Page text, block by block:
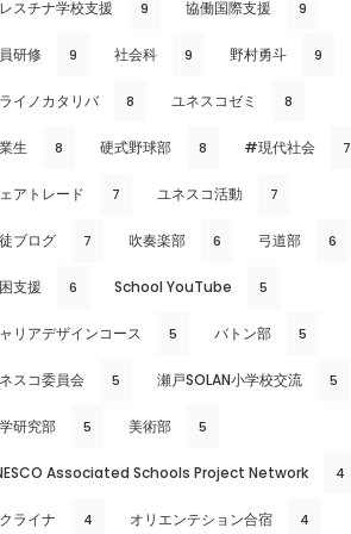
スチナ学校支援 9 協働国際支援 9
研修 9 社会科 9 野村勇斗 9
イノカタリバ 8 ユネスコゼミ 8
生 8 硬式野球部 8 #現代社会 7
アトレード 7 ユネスコ活動 7
ブログ 7 吹奏楽部 6 弓道部 6
支援 6 School YouTube 5
リアデザインコース 5 バトン部 5
スコ委員会 5 瀬戸SOLAN小学校交流 5
研究部 5 美術部 5
Associated Schools Project Network 4
ライナ 4 オリエンテション合宿 4